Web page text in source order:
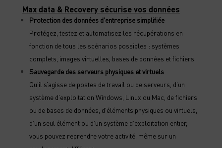
Max data & Recovery sécurise vos données
Protection des données d’entreprise simplifiée
Protégez, testez et automatisez les récupérations en
fonction de tous les scénarios possibles : systèmes
complets, images virtuelles, bases de données et fichiers.
Sauvegarde des serveurs physiques et virtuels
Qu’il s’agisse de postes de travail ou de serveurs, d’un
système d’exploitation Windows, Linux ou Mac, de fichiers
ou de bases de données, d’éléments physiques ou virtuels,
d’un seul élément ou d’un système d’exploitation entier,
vous pouvez reprendre votre activité, même sur un